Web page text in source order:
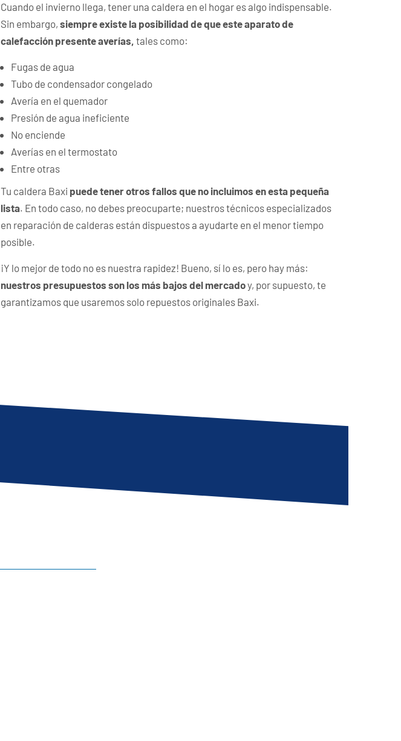
Cuando el invierno llega, tener una caldera en el hogar es algo indispensable.
Sin embargo, siempre existe la posibilidad de que este aparato de
calefacción presente averías, tales como:
Fugas de agua
Tubo de condensador congelado
Avería en el quemador
Presión de agua ineficiente
No enciende
Averías en el termostato
Entre otras
Tu caldera Baxi puede tener otros fallos que no incluimos en esta pequeña
lista. En todo caso, no debes preocuparte; nuestros técnicos especializados
en reparación de calderas están dispuestos a ayudarte en el menor tiempo
posible.
¡Y lo mejor de todo no es nuestra rapidez! Bueno, sí lo es, pero hay más:
nuestros presupuestos son los más bajos del mercadoy, por supuesto, te
garantizamos que usaremos solo repuestos originales Baxi.